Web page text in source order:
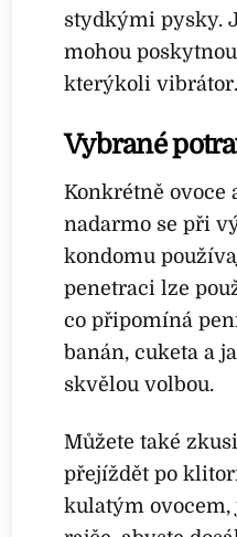
stydkými pysky.
mohou
kterýkoli vibrátor.
Vybrané
Konkrétně ovoce
nadarmo se při
kondomu
penetraci lze
co připomíná
banán, cuketa a
skvělou volbou.
Můžete také
přejíždět po
kulatým ovocem,